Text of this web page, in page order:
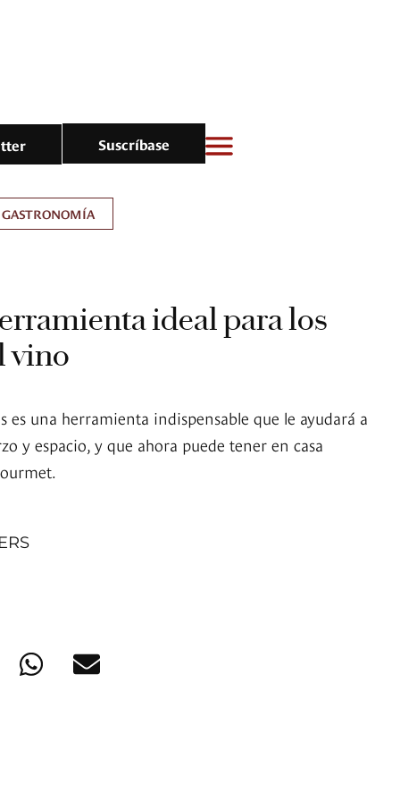
Suscríbase
GASTRONOMÍA
ideal para los
vino
es una herramienta indispensable que le ayudará a
y espacio, y que ahora puede tener en casa